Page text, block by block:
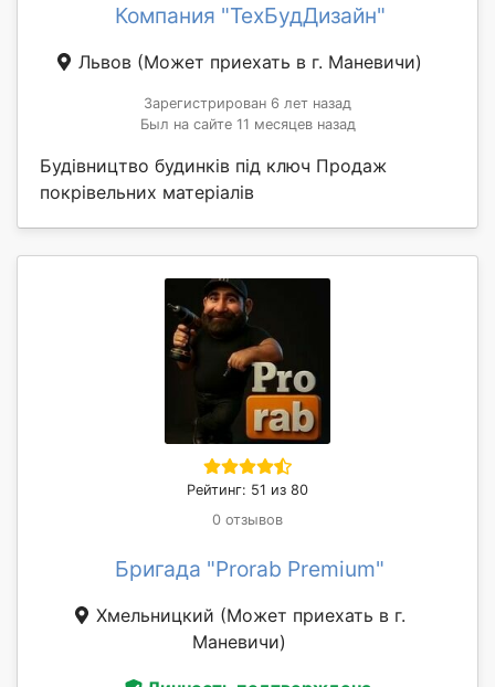
Компания "ТехБудДизайн"
Львов (Может приехать в г. Маневичи)
Зарегистрирован 6 лет назад
Был на сайте 11 месяцев назад
Будівництво будинків під ключ Продаж
покрівельних матеріалів
Рейтинг: 51 из 80
0 отзывов
Бригада "Prorab Premium"
Хмельницкий (Может приехать в г.
Маневичи)